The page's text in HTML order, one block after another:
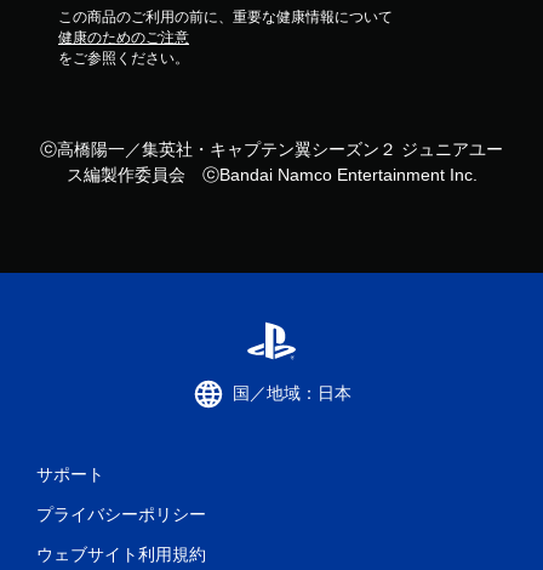
この商品のご利用の前に、重要な健康情報について
健康のためのご注意
をご参照ください。
ⓒ高橋陽一／集英社・キャプテン翼シーズン２ ジュニアユー
ス編製作委員会 ⓒBandai Namco Entertainment Inc.
国／地域：日本
サポート
プライバシーポリシー
ウェブサイト利用規約